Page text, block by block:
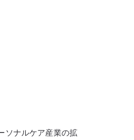
ソナルケア産業の拡